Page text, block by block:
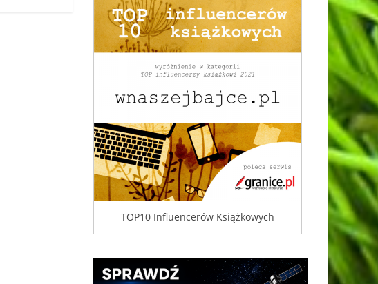
TOP10 Influencerów Książkowych